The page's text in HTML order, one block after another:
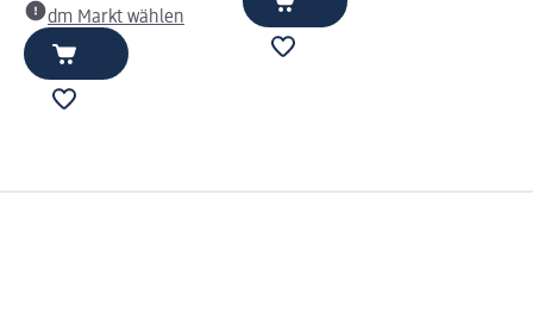
dm Markt wählen